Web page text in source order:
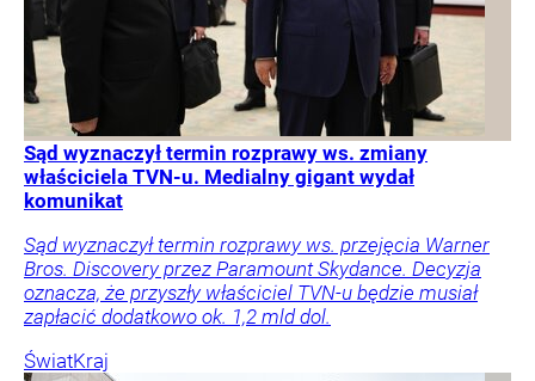
Sąd wyznaczył termin rozprawy ws. zmiany
właściciela TVN-u. Medialny gigant wydał
komunikat
Sąd wyznaczył termin rozprawy ws. przejęcia Warner
Bros. Discovery przez Paramount Skydance. Decyzja
oznacza, że przyszły właściciel TVN-u będzie musiał
zapłacić dodatkowo ok. 1,2 mld dol.
ŚwiatKraj